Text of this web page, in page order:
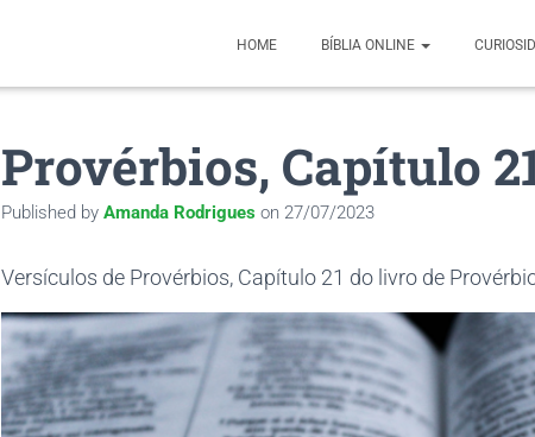
HOME BÍBLIA ONLINE
Provérbios, Capítulo
Published by Amanda Rodrigues on 27/07/2023
Versículos de Provérbios, Capítulo 21 do livro de